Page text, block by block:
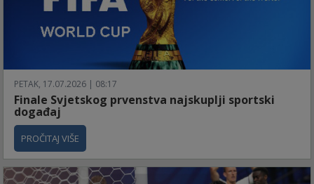
PETAK, 17.07.2026 | 08:17
Finale Svjetskog prvenstva najskuplji sportski
događaj
PROČITAJ VIŠE